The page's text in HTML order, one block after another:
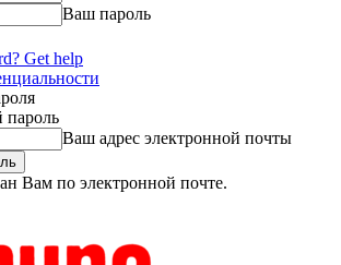
Ваш пароль
Get help
пароль
Ваш адрес электронной почты
Вам по электронной почте.